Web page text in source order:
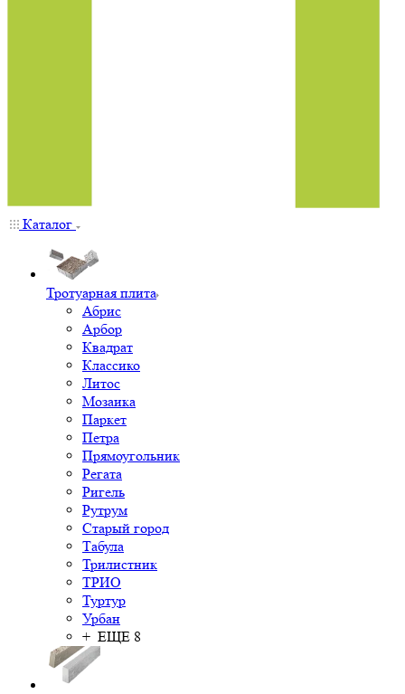
Каталог
Тротуарная плита
Абрис
Арбор
Квадрат
Классико
Литос
Мозаика
Паркет
Петра
Прямоугольник
Регата
Ригель
Рутрум
Старый город
Табула
Трилистник
ТРИО
Туртур
Урбан
+ ЕЩЕ 8